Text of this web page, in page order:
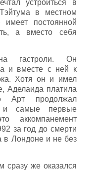
устроиться в
в местном
постоянной
а вместо себя
гастроли. Он
и вместе с ней к
Хотя он и имел
Аделаида платила
Арт продолжал
и самые первые
аккомпанемент
за год до смерти
в Лондоне и не без
сразу же оказался